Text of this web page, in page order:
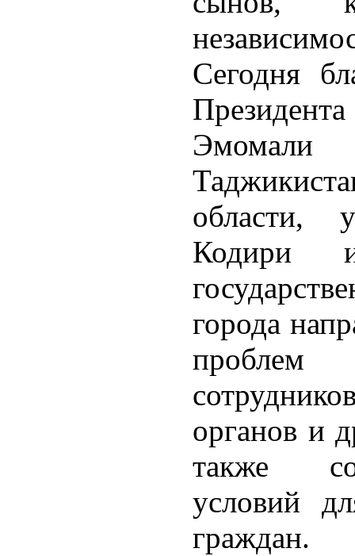
Сегодня
Эмомали
области,
Кодири
города
органов и
также
условий
граждан.